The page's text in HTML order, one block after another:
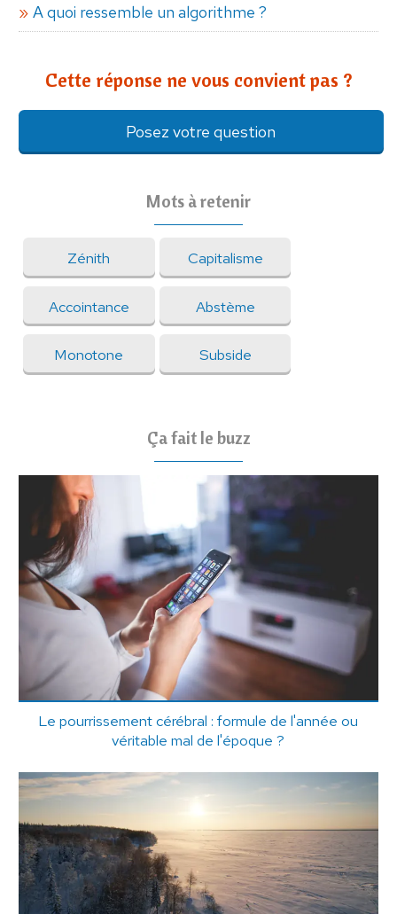
A quoi ressemble un algorithme ?
Cette réponse ne vous convient pas ?
Posez votre question
Mots à retenir
Zénith Capitalisme
Accointance Abstème
Monotone Subside
Ça fait le buzz
Le pourrissement cérébral : formule de l'année ou
véritable mal de l'époque ?